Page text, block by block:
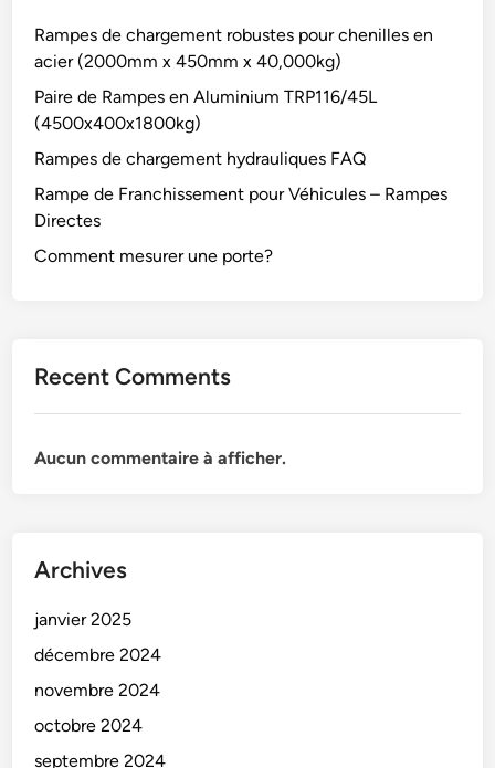
Rampes de chargement robustes pour chenilles en
acier (2000mm x 450mm x 40,000kg)
Paire de Rampes en Aluminium TRP116/45L
(4500x400x1800kg)
Rampes de chargement hydrauliques FAQ
Rampe de Franchissement pour Véhicules – Rampes
Directes
Comment mesurer une porte?
Recent Comments
Aucun commentaire à afficher.
Archives
janvier 2025
décembre 2024
novembre 2024
octobre 2024
septembre 2024